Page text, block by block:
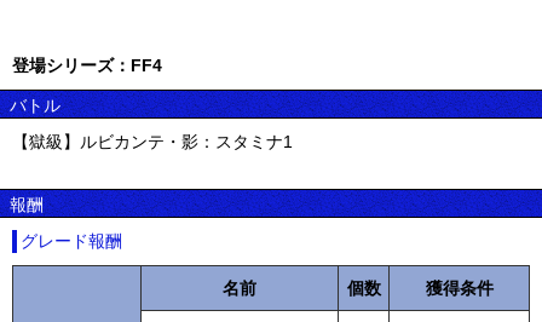
登場シリーズ：FF4
バトル
【獄級】ルビカンテ・影：スタミナ1
報酬
グレード報酬
名前 個数 獲得条件